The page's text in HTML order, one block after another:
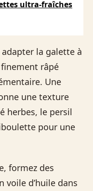
ultra-fraîches
la galette à
râpé
Une
une texture
herbes, le persil
pour une
formez des
voile d’huile dans